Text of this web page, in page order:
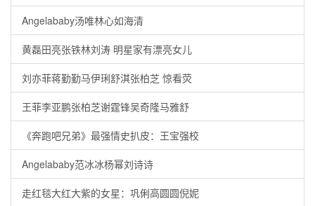
Angelababy汤唯林心如海清
黄磊田亮张铁林刘涛 明星家有漂亮女儿
刘亦菲蒋勤勤马伊琍舒淇张柏芝 惊看荧
王菲李亚鹏张柏芝谢霆锋吴奇隆马雅舒
《奔跑吧兄弟》最强情史扒皮：王宝强校
Angelababy范冰冰杨幂刘诗诗
走红毯大红大紫的女星：巩俐高圆圆倪妮